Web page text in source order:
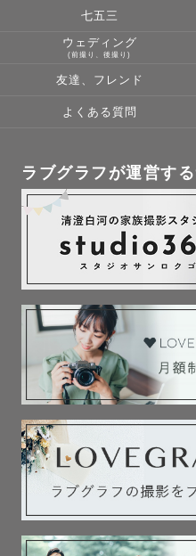
す。もし、ご依頼いただけ
に、全力で素敵なお写真にし
【対応エリア】
⚠️撮影依頼について
×になっているお日にちに
な場合もあります！お気軽
また、撮影機材について
約時にご連絡いただきます
最後までお読みいただきあ
り、お会いできる日を楽し
七五三
ウェディング
(前撮り、後撮り)
友達、フレンド
よくある質問
ラブグラフが運営す